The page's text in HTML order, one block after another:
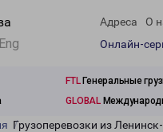
Eng
Адреса О
Онлайн-
FTLГенеральные
GLOBAL
Грузоперевозки из